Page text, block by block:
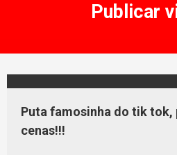
Publicar
Puta famosinha do tik tok,
cenas!!!